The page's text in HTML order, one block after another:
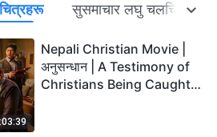
सुसमाचार लघु चलचित्रहरू
Nepali Christian Movie |
अनुसन्धान | A Testimony of
Christians Being Caught